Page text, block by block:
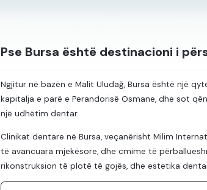
Pse Bursa është destinacioni i
Ngjitur në bazën e Malit Uludağ, Bursa është një
kapitalja e parë e Perandorisë Osmane, dhe sot
një udhëtim dentar.
Clinikat dentare në Bursa, veçanërisht Milim
të avancuara mjekësore, dhe cmime të
rikonstruksion të plotë të gojës, dhe estetika